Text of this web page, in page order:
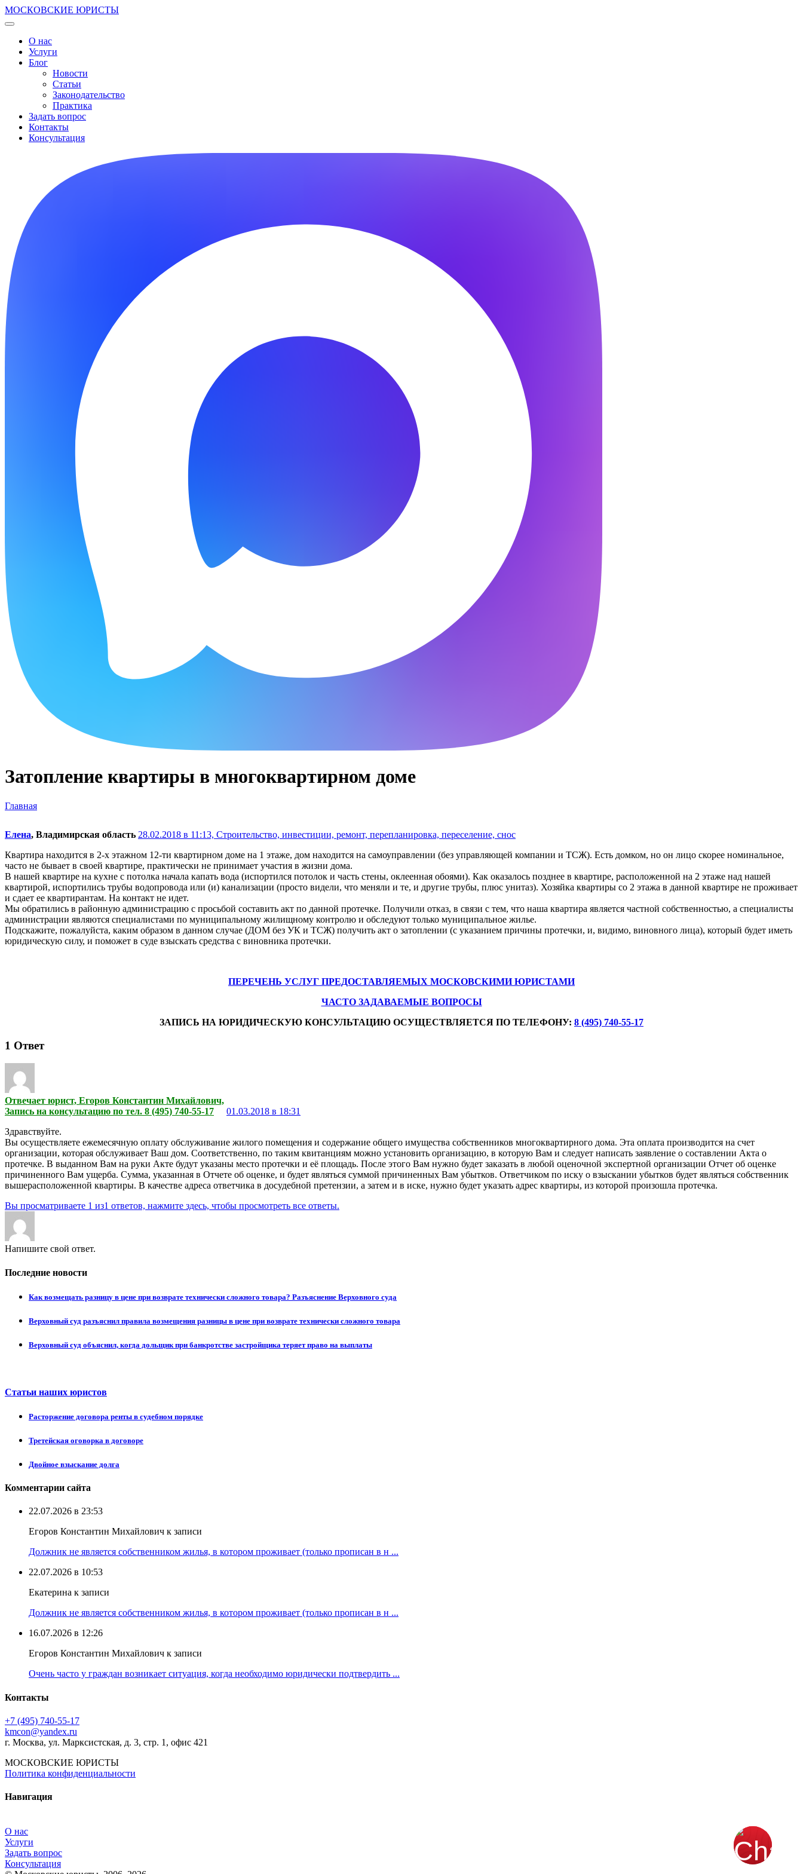
МОСКОВСКИЕ ЮРИСТЫ
О нас
Услуги
Блог
Новости
Статьи
Законодательство
Практика
Задать вопрос
Контакты
Консультация
Затопление квартиры в многоквартирном доме
Главная
Елена, Владимирская область 28.02.2018 в 11:13, Строительство, инвестиции, ремонт, перепланировка, переселение, снос
Квартира находится в 2-х этажном 12-ти квартирном доме на 1 этаже, дом находится на самоуправлении (без управляющей компании и ТСЖ). Есть домком, но он лицо скорее номинальное,
часто не бывает в своей квартире, практически не принимает участия в жизни дома.
В нашей квартире на кухне с потолка начала капать вода (испортился потолок и часть стены, оклеенная обоями). Как оказалось позднее в квартире, расположенной на 2 этаже над нашей
квартирой, испортились трубы водопровода или (и) канализации (просто видели, что меняли и те, и другие трубы, плюс унитаз). Хозяйка квартиры со 2 этажа в данной квартире не проживает
и сдает ее квартирантам. На контакт не идет.
Мы обратились в районную администрацию с просьбой составить акт по данной протечке. Получили отказ, в связи с тем, что наша квартира является частной собственностью, а специалисты
администрации являются специалистами по муниципальному жилищному контролю и обследуют только муниципальное жилье.
Подскажите, пожалуйста, каким образом в данном случае (ДОМ без УК и ТСЖ) получить акт о затоплении (с указанием причины протечки, и, видимо, виновного лица), который будет иметь
юридическую силу, и поможет в суде взыскать средства с виновника протечки.
ПЕРЕЧЕНЬ УСЛУГ ПРЕДОСТАВЛЯЕМЫХ МОСКОВСКИМИ ЮРИСТАМИ
ЧАСТО ЗАДАВАЕМЫЕ ВОПРОСЫ
ЗАПИСЬ НА ЮРИДИЧЕСКУЮ КОНСУЛЬТАЦИЮ ОСУЩЕСТВЛЯЕТСЯ ПО ТЕЛЕФОНУ: 8 (495) 740-55-17
1 Ответ
Отвечает юрист, Егоров Константин Михайлович,
Запись на консультацию по тел. 8 (495) 740-55-17
01.03.2018 в 18:31
Здравствуйте.
Вы осуществляете ежемесячную оплату обслуживание жилого помещения и содержание общего имущества собственников многоквартирного дома. Эта оплата производится на счет
организации, которая обслуживает Ваш дом. Соответственно, по таким квитанциям можно установить организацию, в которую Вам и следует написать заявление о составлении Акта о
протечке. В выданном Вам на руки Акте будут указаны место протечки и её площадь. После этого Вам нужно будет заказать в любой оценочной экспертной организации Отчет об оценке
причиненного Вам ущерба. Сумма, указанная в Отчете об оценке, и будет являться суммой причиненных Вам убытков. Ответчиком по иску о взыскании убытков будет являться собственник
вышерасположенной квартиры. В качестве адреса ответчика в досудебной претензии, а затем и в иске, нужно будет указать адрес квартиры, из которой произошла протечка.
Вы просматриваете 1 из1 ответов, нажмите здесь, чтобы просмотреть все ответы.
Напишите свой ответ.
Последние новости
Как возмещать разницу в цене при возврате технически сложного товара? Разъяснение Верховного суда
Верховный суд разъяснил правила возмещения разницы в цене при возврате технически сложного товара
Верховный суд объяснил, когда дольщик при банкротстве застройщика теряет право на выплаты
Статьи наших юристов
Расторжение договора ренты в судебном порядке
Третейская оговорка в договоре
Двойное взыскание долга
Комментарии сайта
22.07.2026 в 23:53
Егоров Константин Михайлович к записи
Должник не является собственником жилья, в котором проживает (только прописан в н ...
22.07.2026 в 10:53
Екатерина к записи
Должник не является собственником жилья, в котором проживает (только прописан в н ...
16.07.2026 в 12:26
Егоров Константин Михайлович к записи
Очень часто у граждан возникает ситуация, когда необходимо юридически подтвердить ...
Контакты
+7 (495) 740‑55‑17
kmcon@yandex.ru
г. Москва, ул. Марксистская, д. 3, стр. 1, офис 421
МОСКОВСКИЕ ЮРИСТЫ
Политика конфиденциальности
Навигация
О нас
Услуги
Задать вопрос
Консультация